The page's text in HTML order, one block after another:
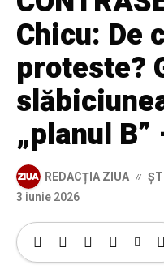
Chicu: De
proteste?
„planul
REDACȚIA ZIUA
3 iunie 2026